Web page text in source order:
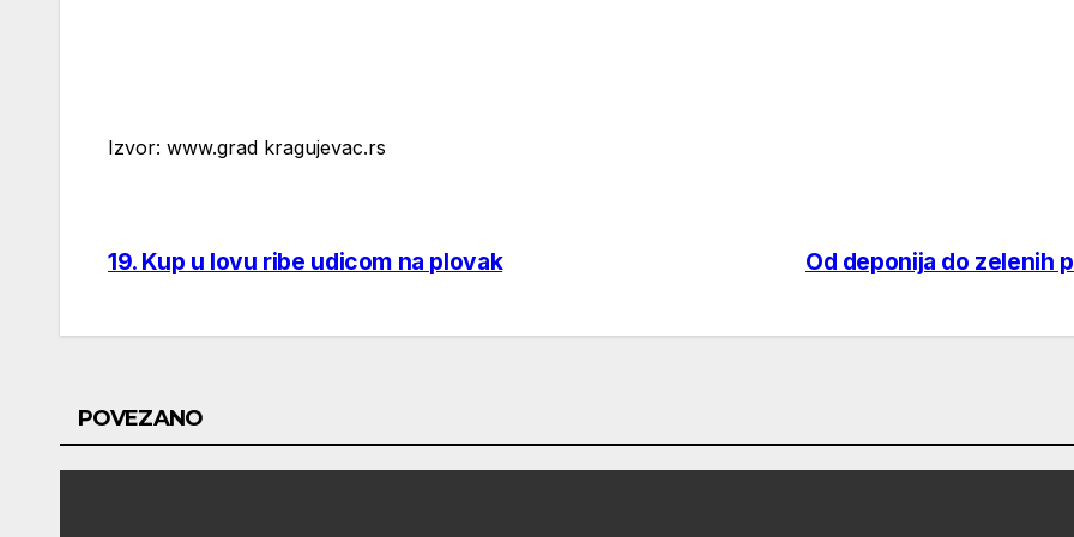
Izvor: www.grad kragujevac.rs
Post
Od deponija do zelenih
19. Kup u lovu ribe udicom na plovak
POVEZANO